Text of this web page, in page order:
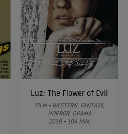
Luz: The Flower of Evil
FILM • WESTERN, FANTASY,
HORROR, DRAMA
2019 • 104 MIN.